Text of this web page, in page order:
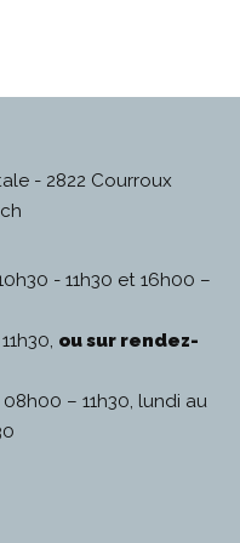
- 2822 Courroux
- 11h30 et 16h00 –
ou sur rendez-
– 11h30, lundi au